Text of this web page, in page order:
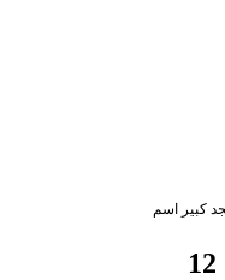
کبیر اسم
12